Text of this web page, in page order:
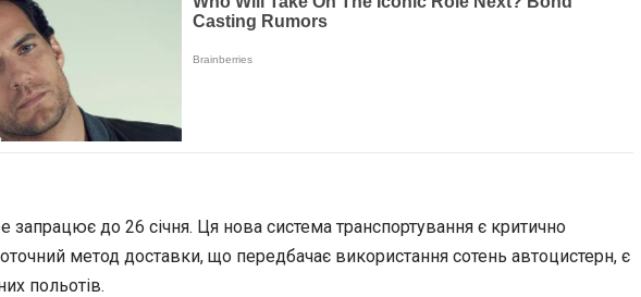
запрацює до 26 січня. Ця нова система транспортування є критично
метод доставки, що передбачає використання сотень автоцистерн, є
польотів.